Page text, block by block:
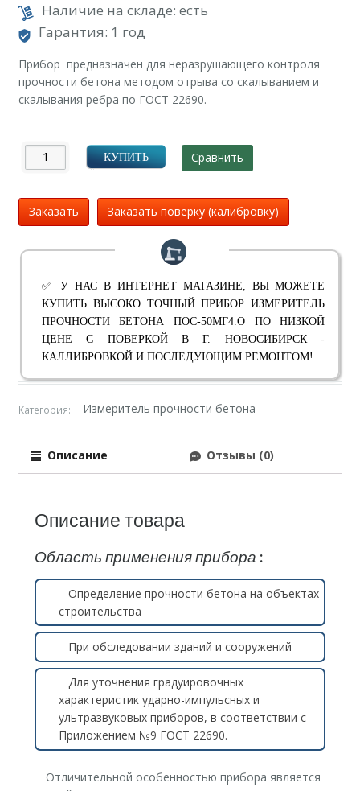
Наличие на складе: есть
Гарантия: 1 год
Прибор предназначен для неразрушающего контроля
прочности бетона методом отрыва со скалыванием и
скалывания ребра по ГОСТ 22690.
КУПИТЬ Сравнить
Заказать Заказать поверку (калибровку)
✅ У НАС В ИНТЕРНЕТ МАГАЗИНЕ, ВЫ МОЖЕТЕ
КУПИТЬ ВЫСОКО ТОЧНЫЙ ПРИБОР ИЗМЕРИТЕЛЬ
ПРОЧНОСТИ БЕТОНА ПОС-50МГ4.О ПО НИЗКОЙ
ЦЕНЕ С ПОВЕРКОЙ В Г. НОВОСИБИРСК -
КАЛЛИБРОВКОЙ И ПОСЛЕДУЮЩИМ РЕМОНТОМ!
Категория: Измеритель прочности бетона
Описание Отзывы (0)
Описание товара
Область применения прибора :
Определение прочности бетона на объектах
строительства
При обследовании зданий и сооружений
Для уточнения градуировочных
характеристик ударно-импульсных и
ультразвуковых приборов, в соответствии с
Приложением №9 ГОСТ 22690.
Отличительной особенностью прибора является